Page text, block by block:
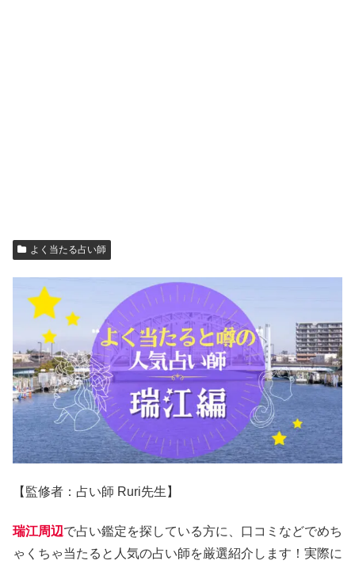
よく当たる占い師
【監修者：占い師 Ruri先生】
瑞江周辺で占い鑑定を探している方に、口コミなどでめち
ゃくちゃ当たると人気の占い師を厳選紹介します！実際に